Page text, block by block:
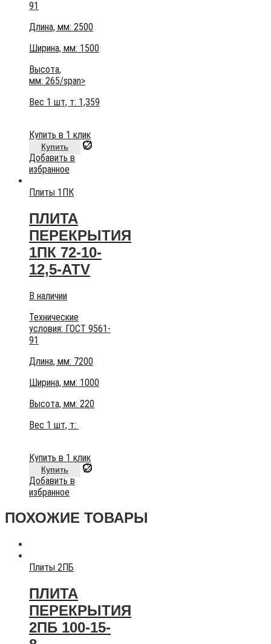
91
Длина, мм: 2500
Ширина, мм: 1500
Высота,
мм: 265/span>
Вес 1 шт, т: 1,359
Купить в 1 клик
Купить
Добавить в
избранное
Плиты 1ПК
ПЛИТА
ПЕРЕКРЫТИЯ
1ПК 72-10-
12,5-АТV
В наличии
Технические
условия: ГОСТ 9561-
91
Длина, мм: 7200
Ширина, мм: 1000
Высота, мм: 220
Вес 1 шт, т:
Купить в 1 клик
Купить
Добавить в
избранное
ПОХОЖИЕ ТОВАРЫ
Плиты 2ПБ
ПЛИТА
ПЕРЕКРЫТИЯ
2ПБ 100-15-